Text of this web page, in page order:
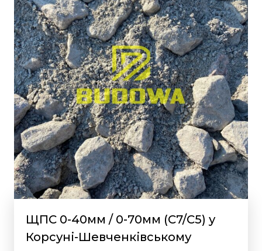
ЩПС 0-40мм / 0-70мм (С7/С5) у
Корсуні-Шевченківському